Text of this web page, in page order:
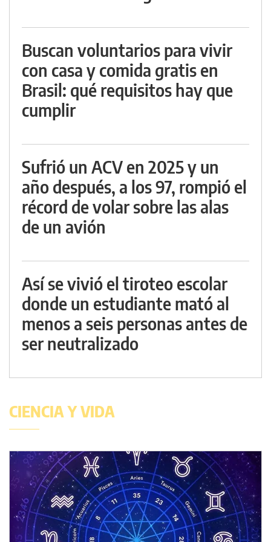
Buscan voluntarios para vivir
con casa y comida gratis en
Brasil: qué requisitos hay que
cumplir
Sufrió un ACV en 2025 y un
año después, a los 97, rompió el
récord de volar sobre las alas
de un avión
Así se vivió el tiroteo escolar
donde un estudiante mató al
menos a seis personas antes de
ser neutralizado
CIENCIA Y VIDA